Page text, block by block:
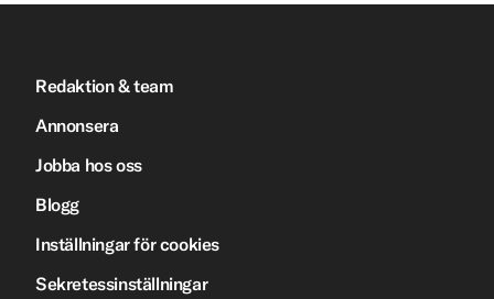
Redaktion & team
Annonsera
Jobba hos oss
Blogg
Inställningar för cookies
Sekretessinställningar